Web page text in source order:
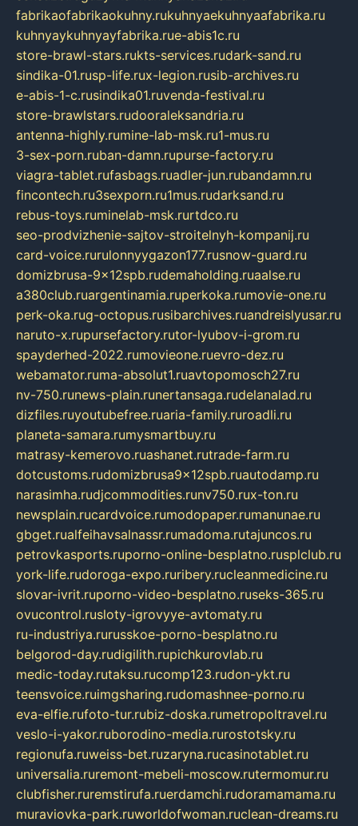
fabrikaofabrikaokuhny.rukuhnyaekuhnyaafabrika.ru
kuhnyaykuhnyayfabrika.rue-abis1c.ru
store-brawl-stars.rukts-services.rudark-sand.ru
sindika-01.rusp-life.rux-legion.rusib-archives.ru
e-abis-1-c.rusindika01.ruvenda-festival.ru
store-brawlstars.rudooraleksandria.ru
antenna-highly.rumine-lab-msk.ru1-mus.ru
3-sex-porn.ruban-damn.rupurse-factory.ru
viagra-tablet.rufasbags.ruadler-jun.rubandamn.ru
fincontech.ru3sexporn.ru1mus.rudarksand.ru
rebus-toys.ruminelab-msk.rurtdco.ru
seo-prodvizhenie-sajtov-stroitelnyh-kompanij.ru
card-voice.rurulonnyygazon177.rusnow-guard.ru
domizbrusa-9x12spb.rudemaholding.ruaalse.ru
a380club.ruargentinamia.ruperkoka.rumovie-one.ru
perk-oka.rug-octopus.rusibarchives.ruandreislyusar.ru
naruto-x.rupursefactory.rutor-lyubov-i-grom.ru
spayderhed-2022.rumovieone.ruevro-dez.ru
webamator.ruma-absolut1.ruavtopomosch27.ru
nv-750.runews-plain.runertansaga.rudelanalad.ru
dizfiles.ruyoutubefree.ruaria-family.ruroadli.ru
planeta-samara.rumysmartbuy.ru
matrasy-kemerovo.ruashanet.rutrade-farm.ru
dotcustoms.rudomizbrusa9x12spb.ruautodamp.ru
narasimha.rudjcommodities.runv750.rux-ton.ru
newsplain.rucardvoice.rumodopaper.rumanunae.ru
gbget.rualfeihavsalnassr.rumadoma.rutajuncos.ru
petrovkasports.ruporno-online-besplatno.rusplclub.ru
york-life.rudoroga-expo.ruribery.rucleanmedicine.ru
slovar-ivrit.ruporno-video-besplatno.ruseks-365.ru
ovucontrol.rusloty-igrovyye-avtomaty.ru
ru-industriya.rurusskoe-porno-besplatno.ru
belgorod-day.rudigilith.rupichkurovlab.ru
medic-today.rutaksu.rucomp123.rudon-ykt.ru
teensvoice.ruimgsharing.rudomashnee-porno.ru
eva-elfie.rufoto-tur.rubiz-doska.rumetropoltravel.ru
veslo-i-yakor.ruborodino-media.rurostotsky.ru
regionufa.ruweiss-bet.ruzaryna.rucasinotablet.ru
universalia.ruremont-mebeli-moscow.rutermomur.ru
clubfisher.ruremstirufa.ruerdamchi.rudoramamama.ru
muraviovka-park.ruworldofwoman.ruclean-dreams.ru